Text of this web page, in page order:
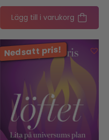
Lägg till i varukorg